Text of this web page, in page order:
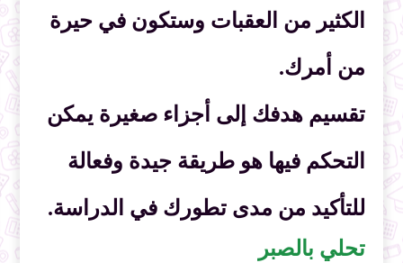
الكثير من العقبات وستكون في حيرة
من أمرك.
تقسيم هدفك إلى أجزاء صغيرة يمكن
التحكم فيها هو طريقة جيدة وفعالة
للتأكيد من مدى تطورك في الدراسة.
تحلي بالصبر